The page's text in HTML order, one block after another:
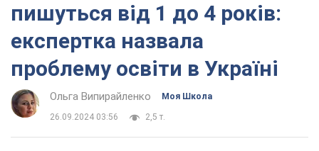
пишуться від 1 до 4 років:
експертка назвала
проблему освіти в Україні
Ольга Випирайленко Моя Школа
26.09.2024 03:56 2,5 т.